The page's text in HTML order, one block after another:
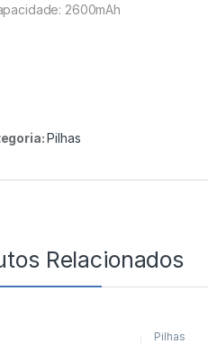
2600mAh
Pilhas
Relacionados
Pilhas